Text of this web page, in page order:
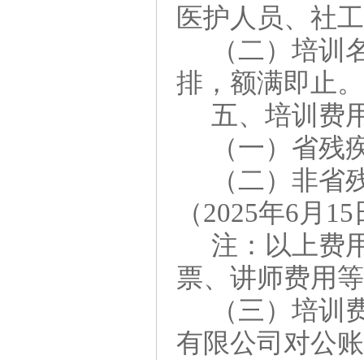
医护人员、社
（二）培训
排，额满即止
五、培训费
（一）省残
（二）非
（2025年6月
注：以上费
票、讲师费用
（三）培
有限公司对公